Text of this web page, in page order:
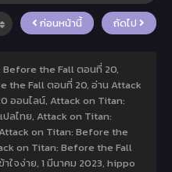
ก่อนหน้านี้ ถัดไป
Before the Fall ตอนที่ 20,
the Fall ตอนที่ 20, อ่าน Attack
ออนไลน์, Attack on Titan:
ลไทย, Attack on Titan:
on Titan: Before the
on Titan: Before the Fall
ใจง่าย, 1 มีนาคม 2023, hippo